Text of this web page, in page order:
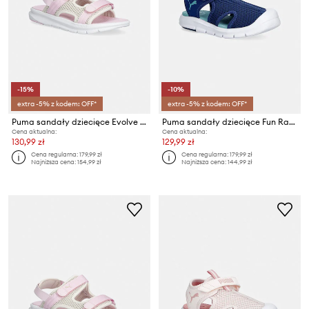
-15%
extra -5% z kodem: OFF*
Puma sandały dziecięce Evolve Sandal
Cena aktualna:
130,99 zł
Cena regularna:179,99 zł
Najniższa cena:154,99 zł
-10%
extra -5% z kodem: OFF*
Puma sandały dziecięce Fun Racer SandalMeshVPS
Cena aktualna:
129,99 zł
Cena regularna:179,99 zł
Najniższa cena:144,99 zł